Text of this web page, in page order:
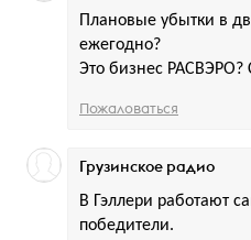
Плановые убытки в
ежегодно?
Это бизнес
Пожаловаться
В Гэллери работают
победители.
Грузинское радио